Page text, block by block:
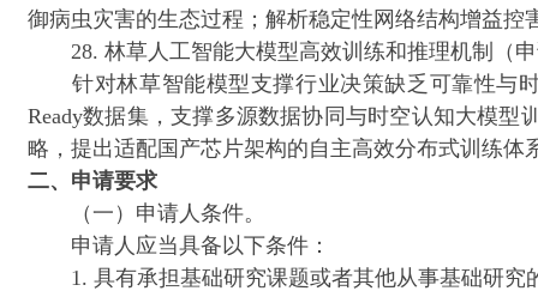
御病虫灾害的生态过程；解析稳定性网络结构增益
28. 林草人工智能大模型高效训练和推理机制（申
针对林草智能模型支撑行业决策缺乏可靠性与时
Ready数据集，支撑多源数据协同与时空认知大模
略，提出适配国产芯片架构的自主高效分布式训练
二、申请要求
（一）申请人条件。
申请人应当具备以下条件：
1. 具有承担基础研究课题或者其他从事基础研究